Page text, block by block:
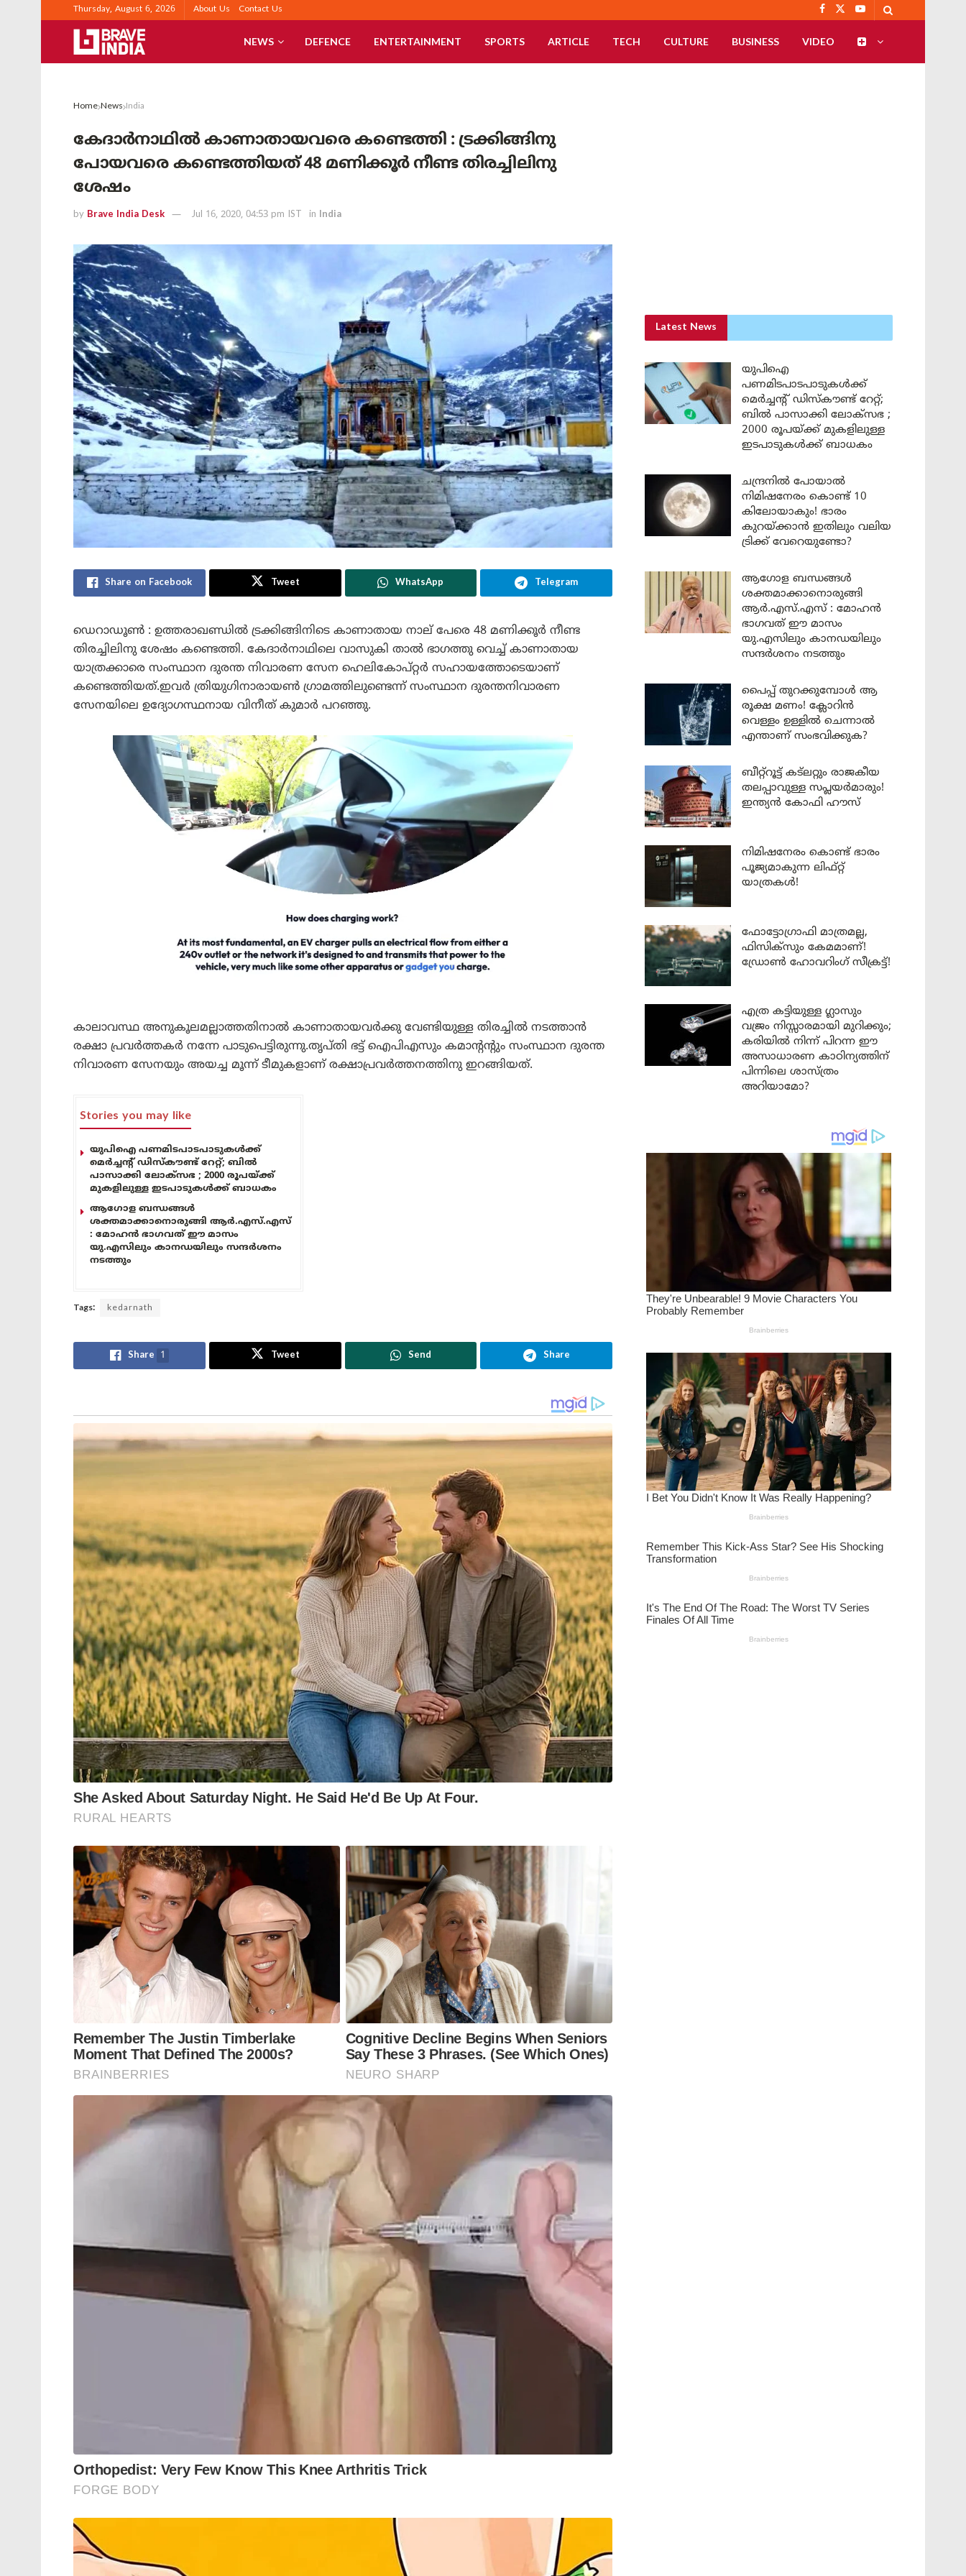
Thursday, August 6, 2026 About Us Contact Us
NEWS DEFENCE ENTERTAINMENT SPORTS ARTICLE TECH CULTURE BUSINESS VIDEO
Home News India
കേദാർനാഥിൽ കാണാതായവരെ കണ്ടെത്തി : ട്രക്കിങ്ങിനു
പോയവരെ കണ്ടെത്തിയത് 48 മണിക്കൂർ നീണ്ട തിരച്ചിലിനു
ശേഷം
by Brave India Desk Jul 16, 2020, 04:53 pm IST in India
Share on Facebook Tweet WhatsApp Telegram
ഡെറാഡൂൺ : ഉത്തരാഖണ്ഡിൽ ട്രക്കിങ്ങിനിടെ കാണാതായ നാല് പേരെ 48 മണിക്കൂർ നീണ്ട
തിരച്ചിലിനു ശേഷം കണ്ടെത്തി. കേദാർനാഥിലെ വാസുകി താൽ ഭാഗത്തു വെച്ച് കാണാതായ
യാത്രക്കാരെ സംസ്ഥാന ദുരന്ത നിവാരണ സേന ഹെലികോപ്റ്റർ സഹായത്തോടെയാണ്
കണ്ടെത്തിയത്.ഇവർ ത്രിയുഗിനാരായൺ ഗ്രാമത്തിലുണ്ടെന്ന് സംസ്ഥാന ദുരന്തനിവാരണ
സേനയിലെ ഉദ്യോഗസ്ഥനായ വിനീത് കുമാർ പറഞ്ഞു.
കാലാവസ്ഥ അനുകൂലമല്ലാത്തതിനാൽ കാണാതായവർക്കു വേണ്ടിയുള്ള തിരച്ചിൽ നടത്താൻ
രക്ഷാ പ്രവർത്തകർ നന്നേ പാടുപെട്ടിരുന്നു.തൃപ്തി ഭട്ട് ഐപിഎസും കമാന്റന്റും സംസ്ഥാന ദുരന്ത
നിവാരണ സേനയും അയച്ച മൂന്ന് ടീമുകളാണ്‌ രക്ഷാപ്രവർത്തനത്തിനു ഇറങ്ങിയത്.
Stories you may like
യുപിഐ പണമിടപാടപാടുകൾക്ക്
മെർച്ചന്റ് ഡിസ്കൗണ്ട് റേറ്റ്; ബിൽ
പാസാക്കി ലോക്സഭ ; 2000 രൂപയ്ക്ക്
മുകളിലുള്ള ഇടപാടുകൾക്ക് ബാധകം
ആഗോള ബന്ധങ്ങൾ
ശക്തമാക്കാനൊരുങ്ങി ആർ.എസ്.എസ്
: മോഹൻ ഭാഗവത് ഈ മാസം
യു.എസിലും കാനഡയിലും സന്ദർശനം
നടത്തും
Tags: kedarnath
Share 1 Tweet Send Share
Latest News
യുപിഐ
പണമിടപാടപാടുകൾക്ക്
മെർച്ചന്റ് ഡിസ്കൗണ്ട് റേറ്റ്;
ബിൽ പാസാക്കി ലോക്സഭ ;
2000 രൂപയ്ക്ക് മുകളിലുള്ള
ഇടപാടുകൾക്ക് ബാധകം
ചന്ദ്രനിൽ പോയാൽ
നിമിഷനേരം കൊണ്ട് 10
കിലോയാകും! ഭാരം
കുറയ്ക്കാൻ ഇതിലും വലിയ
ട്രിക്ക് വേറെയുണ്ടോ?
ആഗോള ബന്ധങ്ങൾ
ശക്തമാക്കാനൊരുങ്ങി
ആർ.എസ്.എസ് : മോഹൻ
ഭാഗവത് ഈ മാസം
യു.എസിലും കാനഡയിലും
സന്ദർശനം നടത്തും
പൈപ്പ് തുറക്കുമ്പോൾ ആ
രൂക്ഷ മണം! ക്ലോറിൻ
വെള്ളം ഉള്ളിൽ ചെന്നാൽ
എന്താണ് സംഭവിക്കുക?
ബീറ്റ്‌റൂട്ട് കട്‌ലറ്റും രാജകീയ
തലപ്പാവുള്ള സപ്ലയർമാരും!
ഇന്ത്യൻ കോഫി ഹൗസ്
നിമിഷനേരം കൊണ്ട് ഭാരം
പൂജ്യമാകുന്ന ലിഫ്റ്റ്
യാത്രകൾ!
ഫോട്ടോഗ്രാഫി മാത്രമല്ല,
ഫിസിക്സും കേമമാണ്!
ഡ്രോൺ ഹോവറിംഗ് സീക്രട്ട്!
എത്ര കട്ടിയുള്ള ഗ്ലാസും
വജ്രം നിസ്സാരമായി മുറിക്കും;
കരിയിൽ നിന്ന് പിറന്ന ഈ
അസാധാരണ കാഠിന്യത്തിന്
പിന്നിലെ ശാസ്ത്രം
അറിയാമോ?